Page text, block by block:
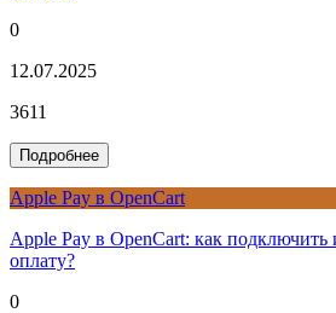
0
12.07.2025
3611
Подробнее
Apple Pay в OpenCart
Apple Pay в OpenCart: как подключить
оплату?
0